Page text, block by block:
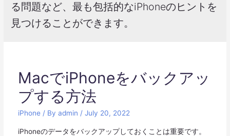
る問題など、最も包括的なiPhoneのヒントを
見つけることができます。
MacでiPhoneをバックアッ
プする方法
iPhone/ By admin / July 20, 2022
iPhoneのデータをバックアップしておくことは重要です。